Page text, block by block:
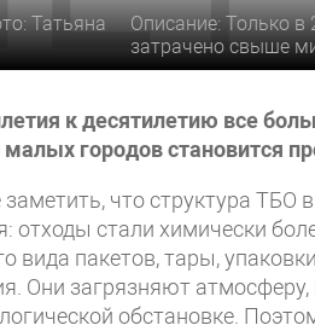
Татьяна
Описание: Только
затрачено свыше
к десятилетию все
малых городов становится
что структура ТБО
отходы стали химически
вида пакетов, тары,
Они загрязняют
обстановке.